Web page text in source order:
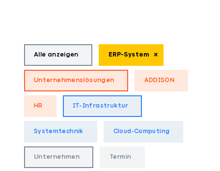
Alle anzeigen ERP-System
Unternehmenslösungen ADDISON
HR IT-Infrastruktur
Systemtechnik Cloud-Computing
Unternehmen Termin